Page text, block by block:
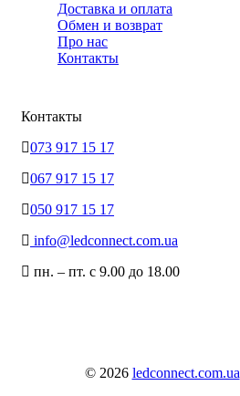
Доставка и оплата
Обмен и возврат
Про нас
Контакты
Контакты
073 917 15 17
067 917 15 17
050 917 15 17
info@ledconnect.com.ua
пн. – пт. с 9.00 до 18.00
© 2026 ledconnect.com.ua